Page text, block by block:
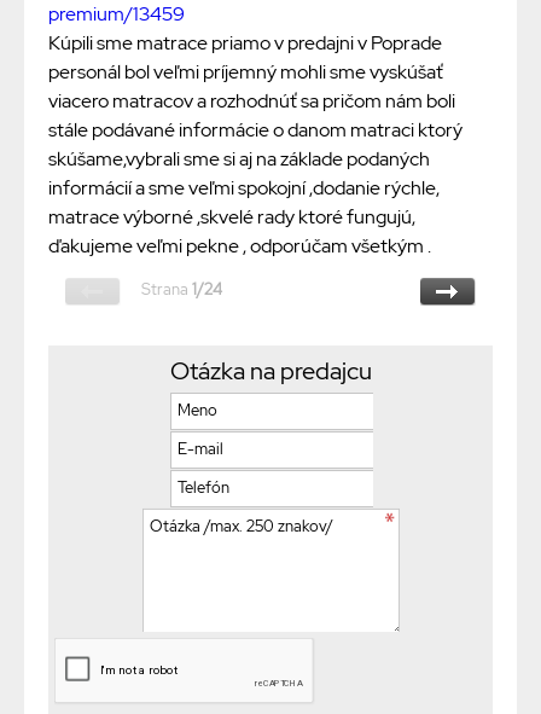
premium/13459
Kúpili sme matrace priamo v predajni v Poprade
personál bol veľmi príjemný mohli sme vyskúšať
viacero matracov a rozhodnúť sa pričom nám boli
stále podávané informácie o danom matraci ktorý
skúšame,vybrali sme si aj na základe podaných
informácií a sme veľmi spokojní ,dodanie rýchle,
matrace výborné ,skvelé rady ktoré fungujú,
ďakujeme veľmi pekne , odporúčam všetkým .
Strana 1/24
Otázka na predajcu